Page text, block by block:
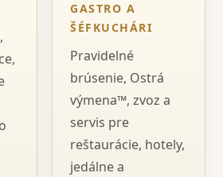
GASTRO A
ŠÉFKUCHÁRI
Pravidelné
brúsenie, Ostrá
výmena™, zvoz a
servis pre
reštaurácie, hotely,
jedálne a